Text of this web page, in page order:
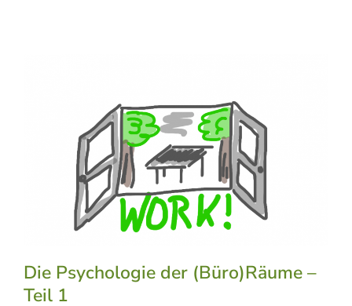
Die Psychologie der (Büro)Räume –
Teil 1